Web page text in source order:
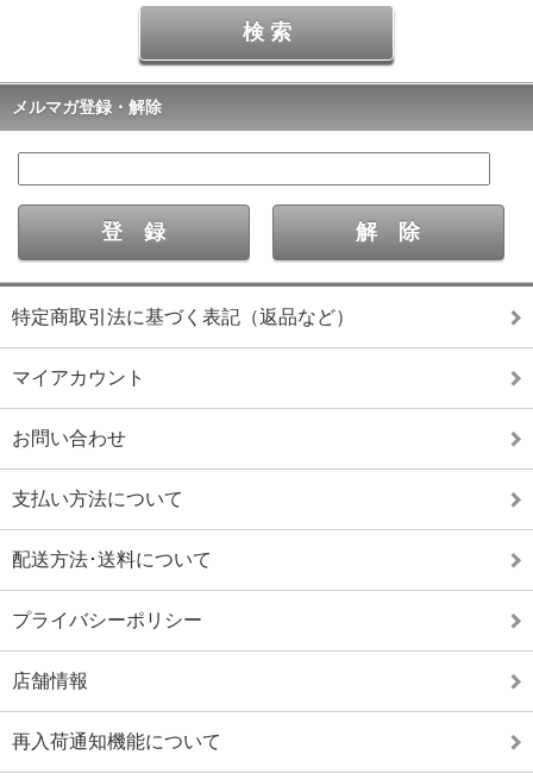
メルマガ登録・解除
特定商取引法に基づく表記（返品など）
マイアカウント
お問い合わせ
支払い方法について
配送方法･送料について
プライバシーポリシー
店舗情報
再入荷通知機能について